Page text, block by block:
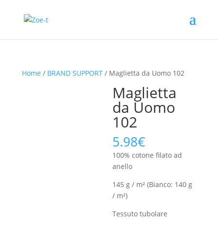
Home / BRAND SUPPORT/ Maglietta da Uomo 102
Maglietta
da Uomo
102
5.98€
100% cotone filato ad
anello
145 g / m² (Bianco: 140 g
/ m²)
Tessuto tubolare